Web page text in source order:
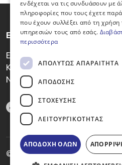
Ε.Ο.ΚΑ.Ν.
Εθνικός Οργανισμός
Καταπολέμησης του
Ντόπινγκ
© EOKAN. All rights reserved.
ενδέχεται να τις συνδυάσουν με
πληροφορίες που τους έχετε
που έχουν συλλέξει από τη χρήση
υπηρεσιών τους από εσάς.
περισσότερα
ΑΠΟΛΎΤΩΣ ΑΠΑΡΑΊΤΗΤΑ
ΑΠΌΔΟΣΗΣ
ΣΤΌΧΕΥΣΗΣ
ΛΕΙΤΟΥΡΓΙΚΌΤΗΤΑΣ
ΑΠΟΔΟΧΉ ΌΛΩΝ